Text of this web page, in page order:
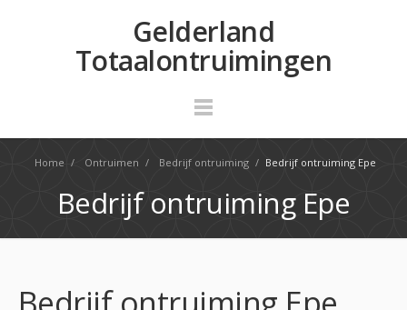
Gelderland
Totaalontruimingen
Home / Ontruimen / Bedrijf ontruiming / Bedrijf ontruiming Epe
Bedrijf ontruiming Epe